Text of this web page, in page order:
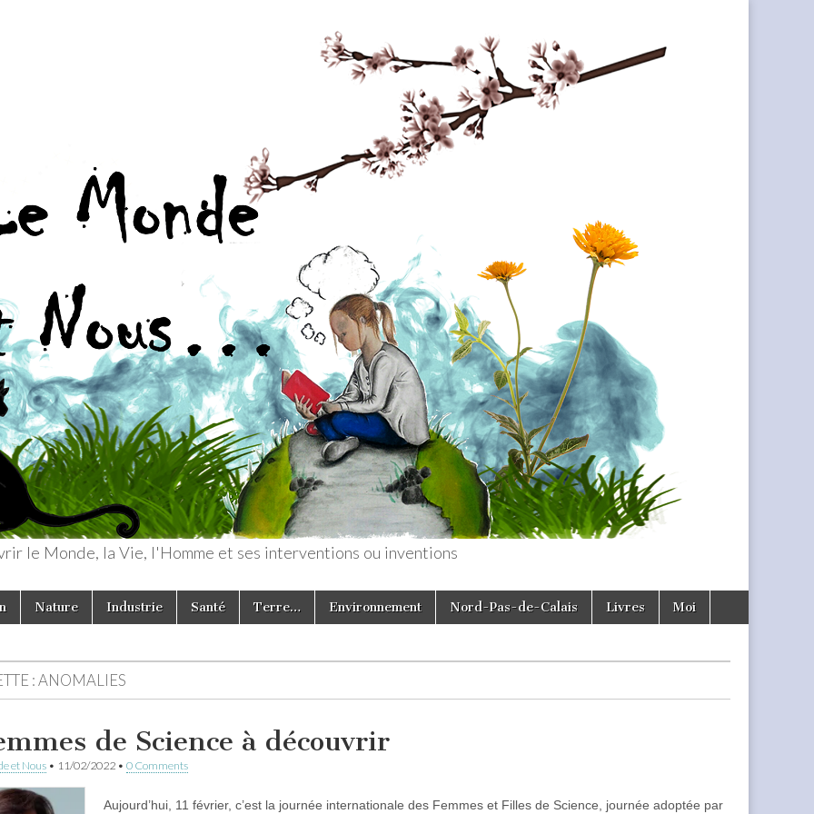
le Monde, la Vie, l'Homme et ses interventions ou inventions
Nature Industrie Santé Terre… Environnement Nord-Pas-de-Calais Livres Moi
:ANOMALIES
de Science à découvrir
et Nous • 11/02/2022 • 0 Comments
Aujourd’hui, 11 février, c’est la journée internationale des Femmes et Filles de Science, journée adoptée par